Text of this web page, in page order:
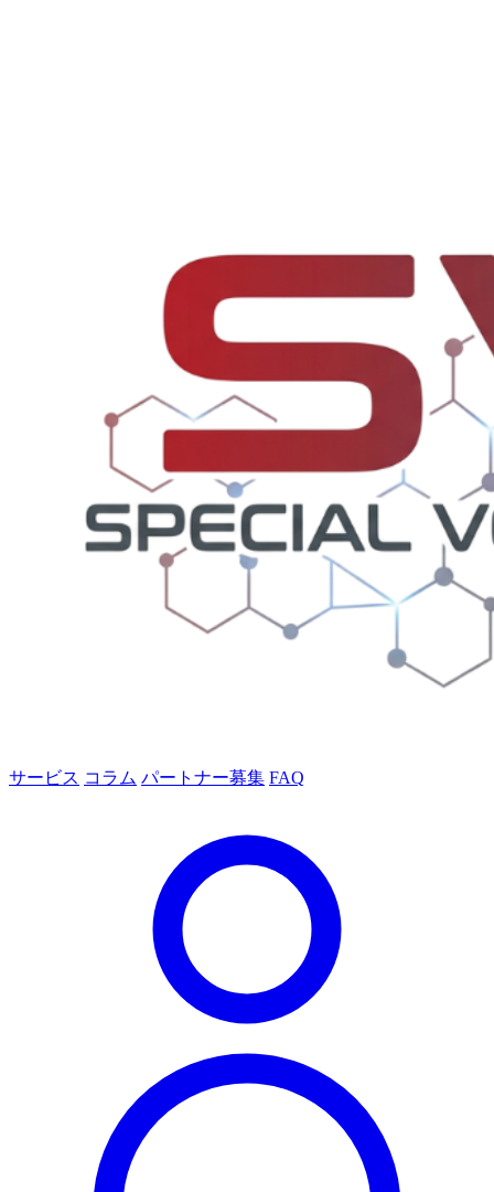
サービス コラム パートナー募集 FAQ